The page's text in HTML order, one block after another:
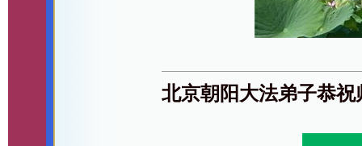
北京朝阳大法弟子恭祝